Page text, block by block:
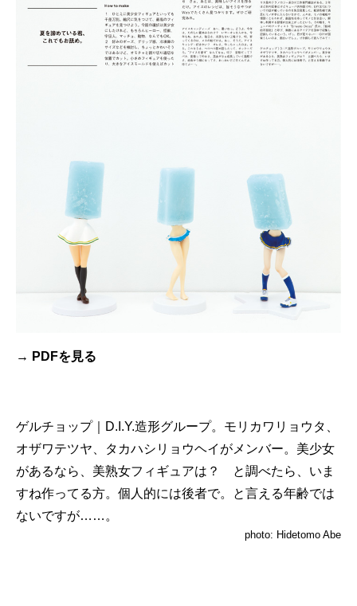
→ PDFを見る
ゲルチョップ｜D.I.Y.造形グループ。モリカワリョウタ、
オザワテツヤ、タカハシリョウヘイがメンバー。美少女
があるなら、美熟女フィギュアは？ と調べたら、いま
すね作ってる方。個人的には後者で。と言える年齢では
ないですが……。
photo: Hidetomo Abe